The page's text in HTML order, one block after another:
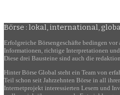
Börse : lokal, international,
Erfolgreiche Börsengeschäfte bedingen
Informationen, richtige Interpretationen
Diese drei Bausteine sind auch die
Hinter Börse Global steht ein Team von
Teil schon seit Jahrzehnten Börse in all
Internetprojekt interessierten Lesern und